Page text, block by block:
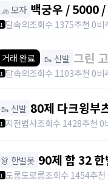
🧢 모자 백궁우 /
1 달속의조회수 1375추천 0비
거래 완료 🥾 신발 그린 고어부츠 / 1.3억 (옥션올
1 달속의조회수 1103추천 0비
🥾 신발 80제 다크윙
1 지전법사조회수 1428추천 0
👗 한벌옷 90제 합 32
https://
1 도롱도로롱조회수 1454추천